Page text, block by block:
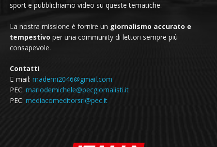
sport e pubblichiamo video su queste tematiche.
La nostra missione è fornire un giornalismo accurato e
tempestivo per una community di lettori sempre più
consapevole.
Contatti
E-mail: mademi2046@gmail.com
PEC: mariodemichele@pecgiornalisti.it
PEC: mediacomeditorsrl@pec.it